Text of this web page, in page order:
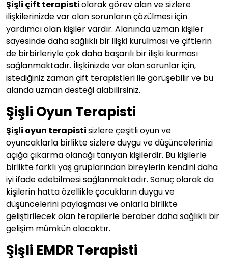
Şişli çift terapisti olarak görev alan ve sizlere
ilişkilerinizde var olan sorunların çözülmesi için
yardımcı olan kişiler vardır. Alanında uzman kişiler
sayesinde daha sağlıklı bir ilişki kurulması ve çiftlerin
de birbirleriyle çok daha başarılı bir ilişki kurması
sağlanmaktadır. İlişkinizde var olan sorunlar için,
istediğiniz zaman çift terapistleri ile görüşebilir ve bu
alanda uzman desteği alabilirsiniz.
Şişli Oyun Terapisti
Şişli oyun terapisti sizlere çeşitli oyun ve
oyuncaklarla birlikte sizlere duygu ve düşüncelerinizi
açığa çıkarma olanağı tanıyan kişilerdir. Bu kişilerle
birlikte farklı yaş gruplarından bireylerin kendini daha
iyi ifade edebilmesi sağlanmaktadır. Sonuç olarak da
kişilerin hatta özellikle çocukların duygu ve
düşüncelerini paylaşması ve onlarla birlikte
geliştirilecek olan terapilerle beraber daha sağlıklı bir
gelişim mümkün olacaktır.
Şişli EMDR Terapisti